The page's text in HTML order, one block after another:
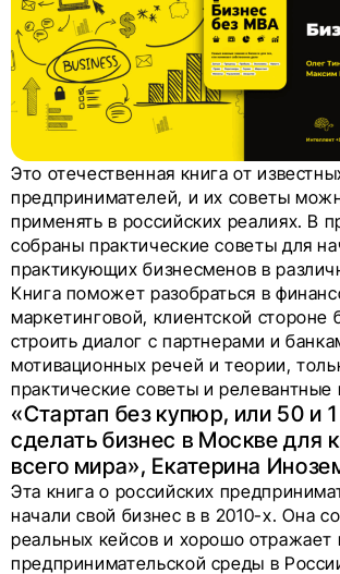
Это отечественная книга от
предпринимателей, и их советы
применять в российских реалиях. В
собраны практические советы для
практикующих бизнесменов в
Книга поможет разобраться в
маркетинговой, клиентской стороне
строить диалог с партнерами и
мотивационных речей и теории,
практические советы и релевантные
«Стартап без купюр, или 50 и
сделать бизнес в Москве для
всего мира», Екатерина
Эта книга о российских
начали свой бизнес в в 2010-х. Она
реальных кейсов и хорошо отражает
предпринимательской среды в